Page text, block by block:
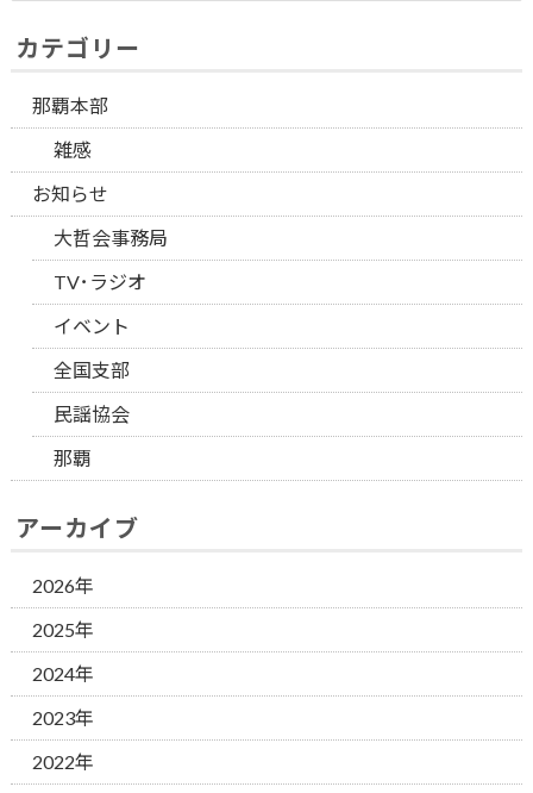
カテゴリー
那覇本部
雑感
お知らせ
大哲会事務局
TV･ラジオ
イベント
全国支部
民謡協会
那覇
アーカイブ
2026年
2025年
2024年
2023年
2022年